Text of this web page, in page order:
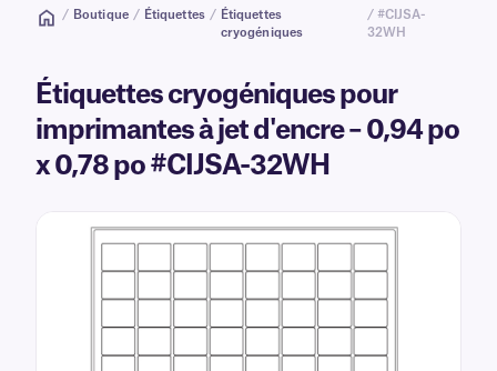
/ Boutique / Étiquettes / Étiquettes
cryogéniques
/ #CIJSA-
32WH
Étiquettes cryogéniques pour
imprimantes à jet d'encre – 0,94 po
x 0,78 po #CIJSA-32WH